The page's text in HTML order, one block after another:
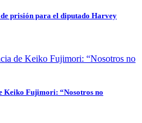
prisión para el diputado Harvey
Keiko Fujimori: “Nosotros no